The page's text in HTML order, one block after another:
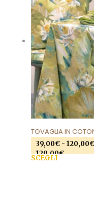
TOVAGLIA IN
39,00€ - 120,00€
120,00€
SCEGLI